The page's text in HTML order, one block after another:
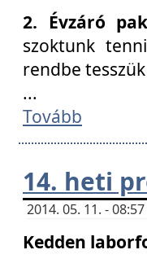
2. Évzáró
szoktunk
rendbe
...
Tovább
14. heti
2014. 05. 11. -
Kedden